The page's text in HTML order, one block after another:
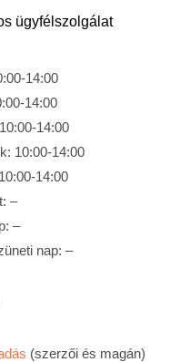
ügyfélszolgálat
14:00
14:00
14:00
10:00-14:00
14:00
–
–
nap: –
(szerzői és magán)